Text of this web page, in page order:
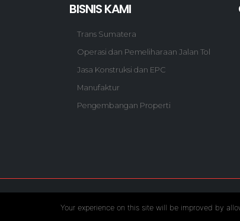
BISNIS KAMI
Trans Sumatera
Operasi dan Pemeliharaan Jalan Tol
Jasa Konstruksi dan EPC
Manufaktur
Pengembangan Properti
Your experience on this site will be improved by